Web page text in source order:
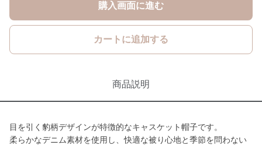
購入画面に進む
カートに追加する
商品説明
目を引く豹柄デザインが特徴的なキャスケット帽子です。
柔らかなデニム素材を使用し、快適な被り心地と季節を問わない